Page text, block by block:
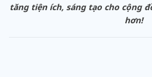
tăng tiện ích, sáng tạo cho cộng
hơn!